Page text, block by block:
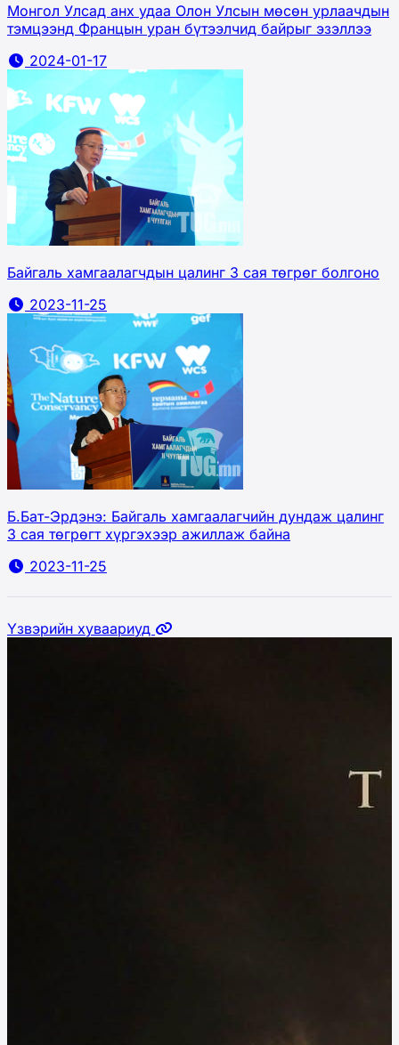
Монгол Улсад анх удаа Олон Улсын мөсөн урлаачдын
тэмцээнд Францын уран бүтээлчид байрыг эзэллээ
2024-01-17
Байгаль хамгаалагчдын цалинг 3 сая төгрөг болгоно
2023-11-25
Б.Бат-Эрдэнэ: Байгаль хамгаалагчийн дундаж цалинг
3 сая төгрөгт хүргэхээр ажиллаж байна
2023-11-25
Үзвэрийн хуваариуд